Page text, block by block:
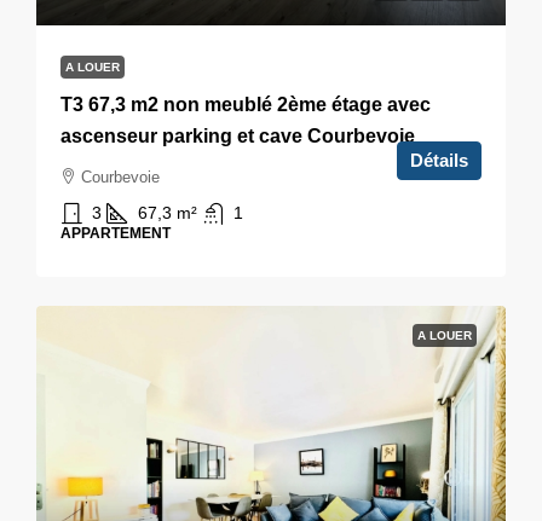
A LOUER
T3 67,3 m2 non meublé 2ème étage avec
ascenseur parking et cave Courbevoie
Courbevoie
3 67,3 m² 1
APPARTEMENT
Détails
A LOUER